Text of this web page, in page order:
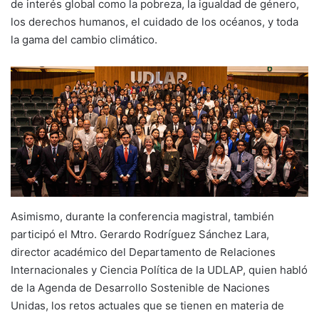
de interés global como la pobreza, la igualdad de género,
los derechos humanos, el cuidado de los océanos, y toda
la gama del cambio climático.
Asimismo, durante la conferencia magistral, también
participó el Mtro. Gerardo Rodríguez Sánchez Lara,
director académico del Departamento de Relaciones
Internacionales y Ciencia Política de la UDLAP, quien habló
de la Agenda de Desarrollo Sostenible de Naciones
Unidas, los retos actuales que se tienen en materia de